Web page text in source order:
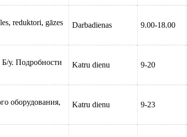
reduktori, gāzes
Darbadienas 9.00-18.00
у. Подробности
Katru dienu 9-20
оборудования,
Katru dienu 9-23